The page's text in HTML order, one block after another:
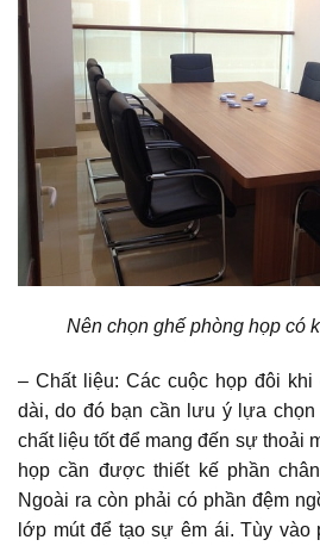
Nên chọn ghế phòng họp có
– Chất liệu: Các cuộc họp đôi
dài, do đó bạn cần lưu ý lựa
chất liệu tốt để mang đến sự thoải
họp cần được thiết kế phần
Ngoài ra còn phải có phần đệm
lớp mút để tạo sự êm ái. Tùy vào